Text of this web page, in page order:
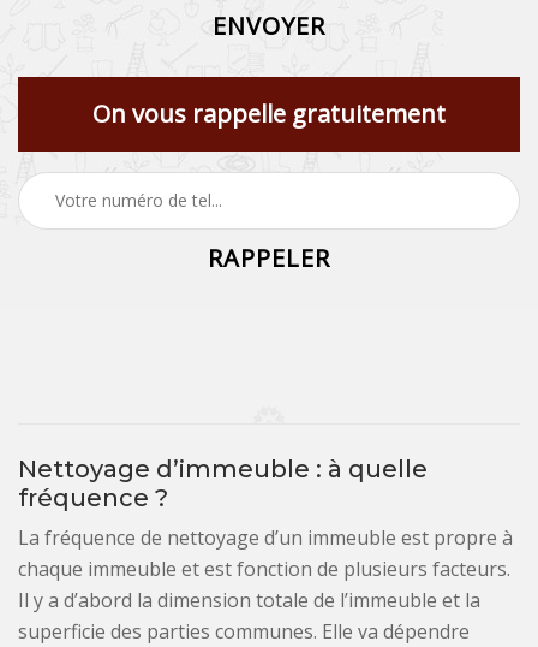
On vous rappelle gratuitement
Nettoyage d’immeuble : à quelle
fréquence ?
La fréquence de nettoyage d’un immeuble est propre à
chaque immeuble et est fonction de plusieurs facteurs.
Il y a d’abord la dimension totale de l’immeuble et la
superficie des parties communes. Elle va dépendre